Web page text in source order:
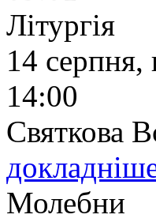
Літургія
14 серпня,
14:00
Святкова
Молебни